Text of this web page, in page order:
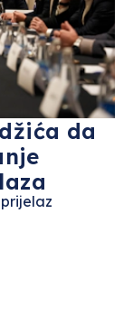
da